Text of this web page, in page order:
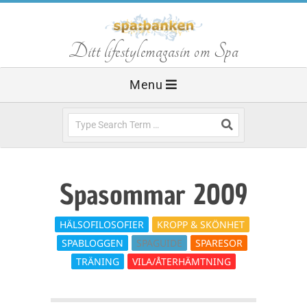
S
p
a
Ditt lifestylemagasin om Spa
Menu
Spasommar 2009
HÄLSOFILOSOFIER
KROPP & SKÖNHET
SPABLOGGEN
SPAGUIDE
SPARESOR
TRÄNING
VILA/ÅTERHÄMTNING